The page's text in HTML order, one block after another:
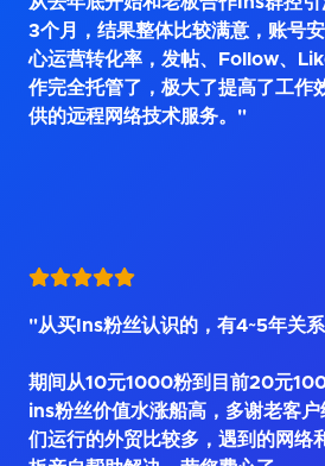
3个月，结果整体比较满意，账号
心运营转化率，发帖、Follow、
作完全托管了，极大了提高了工作
供的远程网络技术服务。"
"从买Ins粉丝认识的，有4~5年关
期间从10元1000粉到目前20元
ins粉丝价值水涨船高，多谢老客
们运行的外贸比较多，遇到的网络